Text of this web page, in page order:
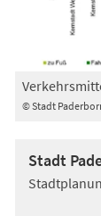
© Stadt
Stadt